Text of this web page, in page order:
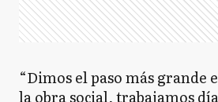
“Dimos el paso más grande
la obra social, trabajamos